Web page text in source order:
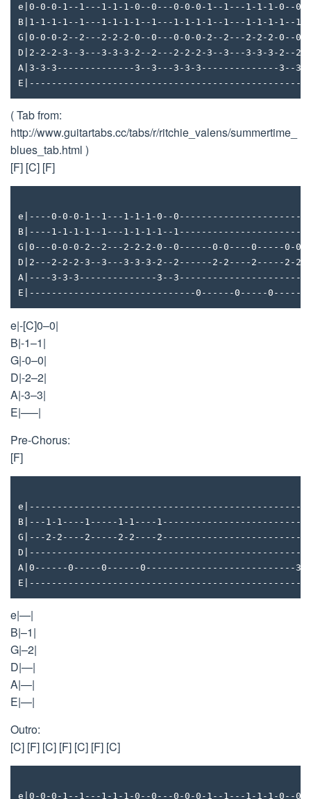
e|0-0-0-1--1---1-1-1-0--0---0-0-0-1--1---1-1-1-
B|1-1-1-1--1---1-1-1-1--1---1-1-1-1--1---1-1-1-
G|0-0-0-2--2---2-2-2-0--0---0-0-0-2--2---2-2-2-0--
D|2-2-2-3--3---3-3-3-2--2---2-2-2-3--3---3-3-3-2--
A|3-3-3--------------3--3---3-3-3--------------3--
( Tab from:
http://www.guitartabs.cc/tabs/r/ritchie_valens/summertime_
blues_tab.html )
[F] [C] [F]
e|----0-0-0-1--1---1-1-1-0--
B|----1-1-1-1--1---1-1-1-1--
G|0---0-0-0-2--2---2-2-2-0--0------0-0----0-----0-
D|2---2-2-2-3--3---3-3-3-2--2------2-2----2-----2-
A|----3-3-3--------------3--
E|------------------------------0------0-----
e|-[C]0–0|
B|-1–1|
G|-0–0|
D|-2–2|
A|-3–3|
E|—–|
Pre-Chorus:
[F]
B|---1-1----1-----1-1----
G|---2-2----2-----2-2----
D|--------------------------------------------------
A|0------0-----0------0---------------------------
e|—|
B|–1|
G|–2|
D|—|
A|—|
E|—|
Outro:
[C] [F] [C] [F] [C] [F] [C]
e|0-0-0-1--1---1-1-1-0--0---0-0-0-1--1---1-1-1-0--